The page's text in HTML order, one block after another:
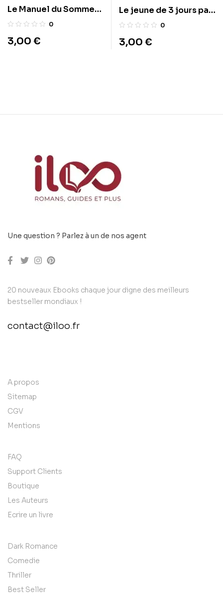
Le Manuel du Sommeil
Profond : Adieu
0
3,00 €
Le jeune de 3 jours par
mois
0
3,00 €
Une question ? Parlez à un de nos agent
20 nouveaux Ebooks chaque jour digne des meilleurs
bestseller mondiaux !
contact@iloo.fr
A propos
Sitemap
CGV
Mentions
FAQ
Support Clients
Boutique
Les Auteurs
Ecrire un livre
Dark Romance
Comedie
Thriller
Best Seller